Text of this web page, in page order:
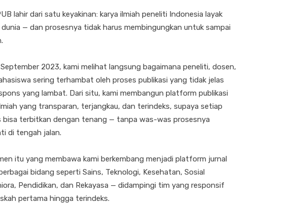
lahir dari satu keyakinan: karya ilmiah peneliti Indonesia layak
— dan prosesnya tidak harus membingungkan untuk sampai
2023, kami melihat langsung bagaimana peneliti, dosen,
sering terhambat oleh proses publikasi yang tidak jelas
yang lambat. Dari situ, kami membangun platform publikasi
yang transparan, terjangkau, dan terindeks, supaya setiap
bisa terbitkan dengan tenang — tanpa was-was prosesnya
di tengah jalan.
itu yang membawa kami berkembang menjadi platform jurnal
bidang seperti Sains, Teknologi, Kesehatan, Sosial
Pendidikan, dan Rekayasa — didampingi tim yang responsif
pertama hingga terindeks.